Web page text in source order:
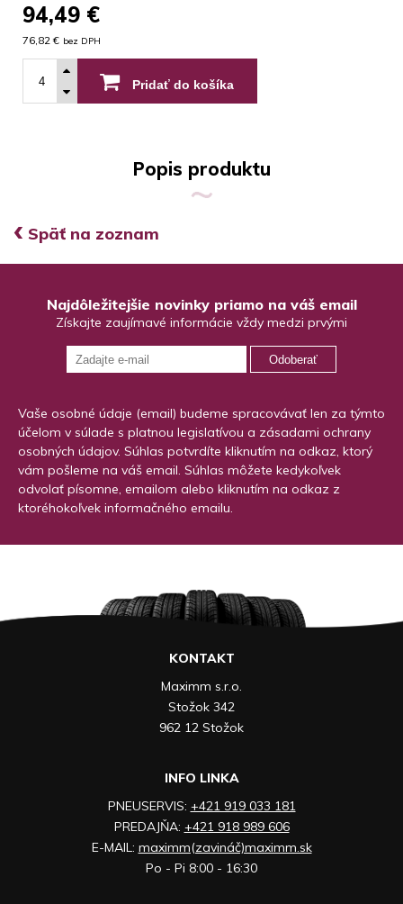
94,49 €
76,82 € bez DPH
Pridať do košíka
Popis produktu
‹ Späť na zoznam
Najdôležitejšie novinky priamo na váš email
Získajte zaujímavé informácie vždy medzi prvými
Odoberať
Vaše osobné údaje (email) budeme spracovávať len za týmto
účelom v súlade s platnou legislatívou a zásadami ochrany
osobných údajov. Súhlas potvrdíte kliknutím na odkaz, ktorý
vám pošleme na váš email. Súhlas môžete kedykoľvek
odvolať písomne, emailom alebo kliknutím na odkaz z
ktoréhokoľvek informačného emailu.
KONTAKT
Maximm s.r.o.
Stožok 342
962 12 Stožok
INFO LINKA
PNEUSERVIS: +421 919 033 181
PREDAJŇA: +421 918 989 606
E-MAIL: maximm(zavináč)maximm.sk
Po - Pi 8:00 - 16:30